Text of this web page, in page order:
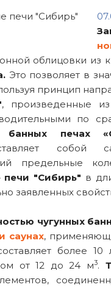
облицовки из
Это позволяет в
принцип
, произведенные
по
печах
собой
предельные
печи "Сибирь" в
заявленных
чугунных
саунах,
более
от 12 до 24 м3.